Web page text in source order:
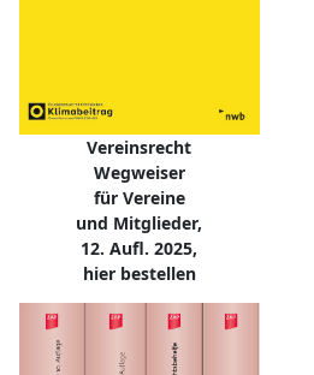
Vereinsrecht
Wegweiser
für Vereine
und Mitglieder,
12. Aufl. 2025,
hier bestellen